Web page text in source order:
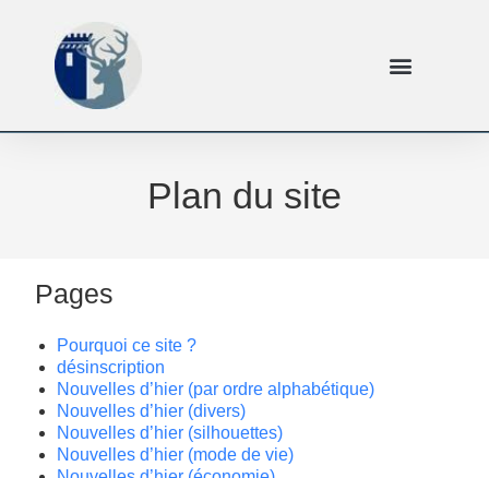
Plan du site
Pages
Pourquoi ce site ?
désinscription
Nouvelles d’hier (par ordre alphabétique)
Nouvelles d’hier (divers)
Nouvelles d’hier (silhouettes)
Nouvelles d’hier (mode de vie)